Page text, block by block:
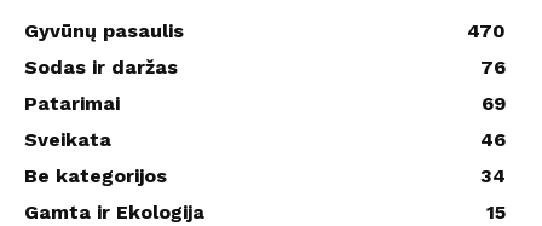
Gyvūnų pasaulis
470
Sodas ir daržas
76
Patarimai
69
Sveikata
46
Be kategorijos
34
Gamta ir Ekologija
15